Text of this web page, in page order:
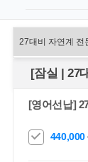
[잠실 | 27
[영어선납]
440,000